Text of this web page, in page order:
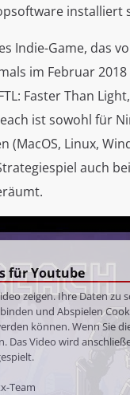
installiert
Indie-Game, das
im Februar
Faster Than
ist sowohl für
(MacOS, Linux,
auch bei
für Youtube
zeigen. Ihre Daten zu
und Abspielen
können. Wenn Sie
Das Video wird
Team